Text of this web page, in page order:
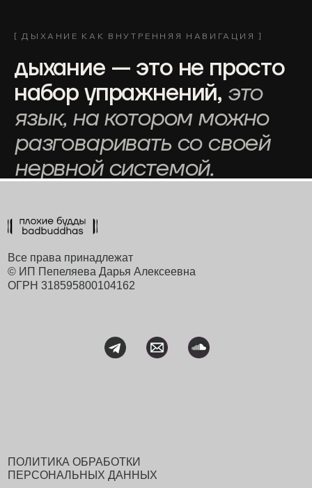
Все права принадлежат
© ИП Пепеляева Дарья Алексеевна
ОГРН 318595800104162
ПОЛИТИКА ОБРАБОТКИ
ПЕРСОНАЛЬНЫХ ДАННЫХ